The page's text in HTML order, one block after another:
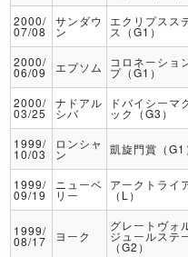
2000/
07/08
サンダウ
ン
エクリプスス
ス（G1）
2000/
06/09 エプソム コロネーショ
プ（G1）
2000/
03/25
ナドアル
シバ
ドバイシーマ
ック（G3）
1999/
10/03
ロンシャ
ン 凱旋門賞（G1
1999/
09/19
ニューベ
リー
アークトライ
（L）
1999/
08/17 ヨーク
グレートヴォ
ジュールステ
（G2）